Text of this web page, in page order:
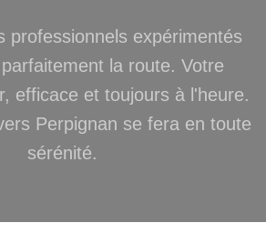
professionnels expérimentés
la route. Votre
efficace et toujours à l'heure.
Perpignan se fera en toute
sérénité.